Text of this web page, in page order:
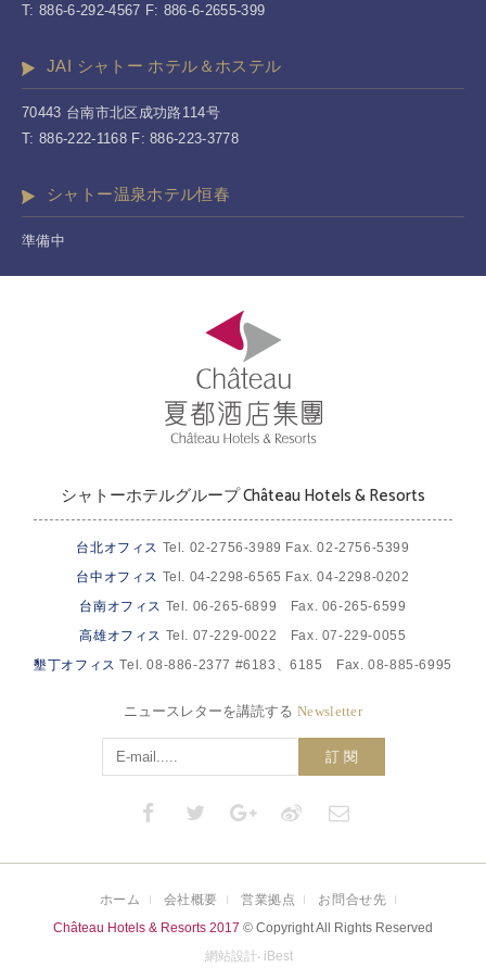
T: 886-6-292-4567 F: 886-6-2655-399
JAI シャトー ホテル＆ホステル
70443 台南市北区成功路114号
T: 886-222-1168 F: 886-223-3778
シャトー温泉ホテル恒春
準備中
シャトーホテルグループ Château Hotels & Resorts
台北オフィス Tel. 02-2756-3989 Fax. 02-2756-5399
台中オフィス Tel. 04-2298-6565 Fax. 04-2298-0202
台南オフィス Tel. 06-265-6899 Fax. 06-265-6599
高雄オフィス Tel. 07-229-0022 Fax. 07-229-0055
墾丁オフィス Tel. 08-886-2377 #6183、6185 Fax. 08-885-6995
ニュースレターを講読する Newsletter
訂 閱
ホーム 会社概要 営業拠点
お問合せ先
Château Hotels & Resorts 2017 © Copyright All Rights Reserved
網站設計‧ iBest